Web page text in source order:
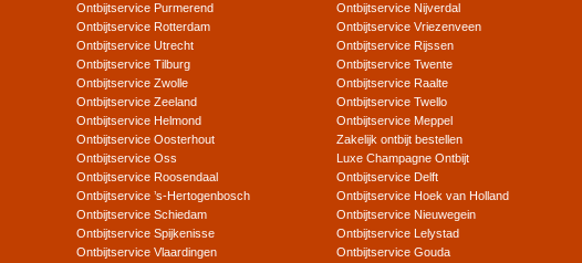
Ontbijtservice Purmerend
Ontbijtservice Rotterdam
Ontbijtservice Utrecht
Ontbijtservice Tilburg
Ontbijtservice Zwolle
Ontbijtservice Zeeland
Ontbijtservice Helmond
Ontbijtservice Oosterhout
Ontbijtservice Oss
Ontbijtservice Roosendaal
Ontbijtservice ’s-Hertogenbosch
Ontbijtservice Schiedam
Ontbijtservice Spijkenisse
Ontbijtservice Vlaardingen
Ontbijtservice Nijverdal
Ontbijtservice Vriezenveen
Ontbijtservice Rijssen
Ontbijtservice Twente
Ontbijtservice Raalte
Ontbijtservice Twello
Ontbijtservice Meppel
Zakelijk ontbijt bestellen
Luxe Champagne Ontbijt
Ontbijtservice Delft
Ontbijtservice Hoek van Holland
Ontbijtservice Nieuwegein
Ontbijtservice Lelystad
Ontbijtservice Gouda